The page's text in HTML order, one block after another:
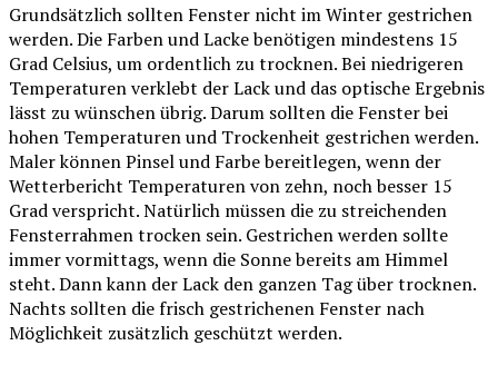
Grundsätzlich sollten Fenster nicht im Winter gestrichen
werden. Die Farben und Lacke benötigen mindestens 15
Grad Celsius, um ordentlich zu trocknen. Bei niedrigeren
Temperaturen verklebt der Lack und das optische Ergebnis
lässt zu wünschen übrig. Darum sollten die Fenster bei
hohen Temperaturen und Trockenheit gestrichen werden.
Maler können Pinsel und Farbe bereitlegen, wenn der
Wetterbericht Temperaturen von zehn, noch besser 15
Grad verspricht. Natürlich müssen die zu streichenden
Fensterrahmen trocken sein. Gestrichen werden sollte
immer vormittags, wenn die Sonne bereits am Himmel
steht. Dann kann der Lack den ganzen Tag über trocknen.
Nachts sollten die frisch gestrichenen Fenster nach
Möglichkeit zusätzlich geschützt werden.